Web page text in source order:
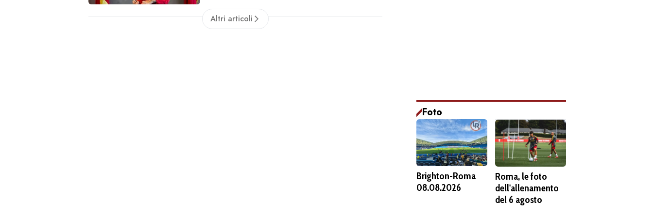
Altri articoli
Foto
Brighton-Roma
08.08.2026
Roma, le foto
dell'allenamento
del 6 agosto